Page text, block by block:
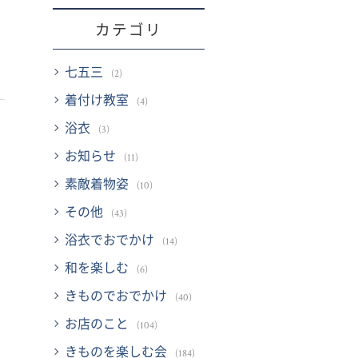
カテゴリ
七五三 (2)
着付け教室 (4)
浴衣 (3)
お知らせ (11)
素敵着物姿 (10)
その他 (43)
浴衣でおでかけ (14)
和を楽しむ (6)
きものでおでかけ (40)
お店のこと (104)
きものを楽しむ会 (184)